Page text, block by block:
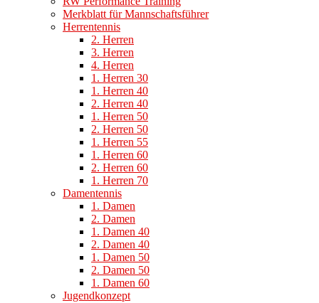
Merkblatt für Mannschaftsführer
Herrentennis
2. Herren
3. Herren
4. Herren
1. Herren 30
1. Herren 40
2. Herren 40
1. Herren 50
2. Herren 50
1. Herren 55
1. Herren 60
2. Herren 60
1. Herren 70
Damentennis
1. Damen
2. Damen
1. Damen 40
2. Damen 40
1. Damen 50
2. Damen 50
1. Damen 60
Jugendkonzept